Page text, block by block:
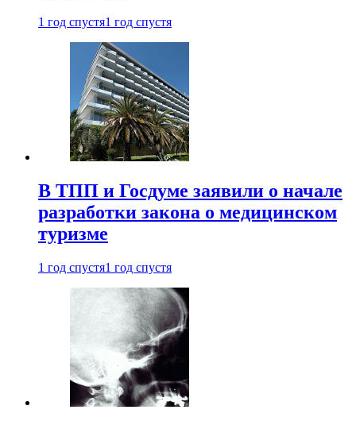
1 год спустя1 год спустя
В ТПП и Госдуме заявили о начале
разработки закона о медицинском
туризме
1 год спустя1 год спустя